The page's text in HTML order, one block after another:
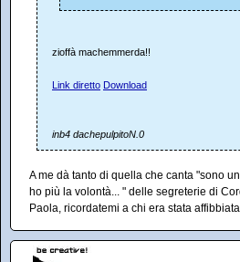
zioffà machemmerda!!
Link diretto Download
inb4 dachepulpitoN.0
A me dà tanto di quella che canta "sono
ho più la volontà... " delle segreterie di
Paola, ricordatemi a chi era stata